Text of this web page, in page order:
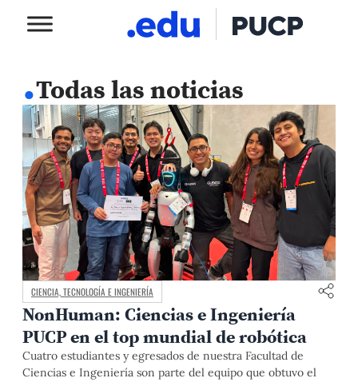
.Todas las noticias
CIENCIA, TECNOLOGÍA E INGENIERÍA
NonHuman: Ciencias e Ingeniería
PUCP en el top mundial de robótica
Cuatro estudiantes y egresados de nuestra Facultad de
Ciencias e Ingeniería son parte del equipo que obtuvo el